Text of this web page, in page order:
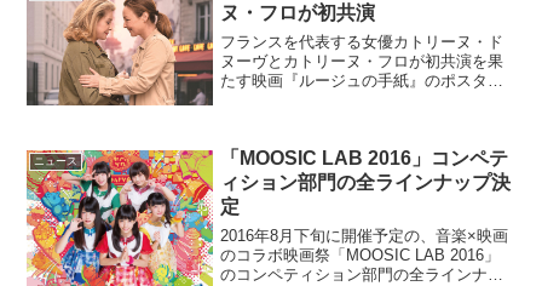
ヌ・フロが初共演
フランスを代表する女優カトリーヌ・ド
ヌーヴとカトリーヌ・フロが初共演を果
たす映画『ルージュの手紙』のポスター
ール(カトリーヌ・フ...
ニュース
「MOOSIC LAB 2016」コンペテ
ィション部門の全ラインナップ決
定
2016年8月下旬に開催予定の、音楽×映画
のコラボ映画祭「MOOSIC LAB 2016」
のコンペティション部門の全ラインナッ